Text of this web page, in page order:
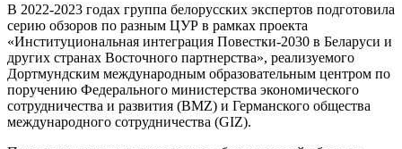
В 2022-2023 годах группа белорусских экспертов подготовила
серию обзоров по разным ЦУР в рамках проекта
«Институциональная интеграция Повестки-2030 в Беларуси и
других странах Восточного партнерства», реализуемого
Дортмундским международным образовательным центром по
поручению Федерального министерства экономического
сотрудничества и развития (BMZ) и Германского общества
международного сотрудничества (GIZ).